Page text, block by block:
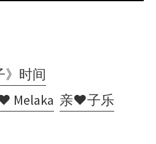
》时间
Melaka 亲♥子乐